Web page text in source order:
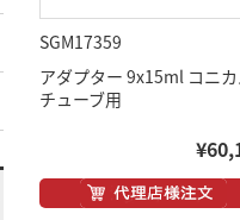
SGM17359
アダプター 9x15ml コニ
チューブ用